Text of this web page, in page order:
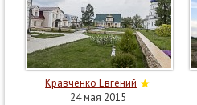
Кравченко Евгений
24 мая 2015